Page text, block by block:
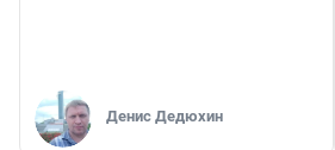
Денис Дедюхин